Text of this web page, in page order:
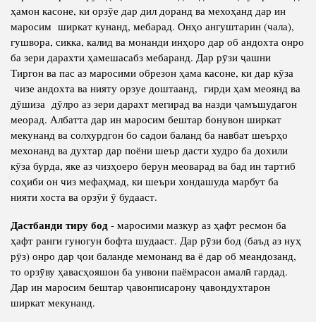
ҳамон касоне, ки орзӯе дар дил доранд ва мехоҳанд дар ин
маросим ширкат кунанд, мебарад. Онҳо ангуштарин (чала),
гушвора, сикка, калид ва монанди инҳоро дар об андохта онро
ба зери дарахти ҳамешасабз мебаранд. Дар рӯзи ҷашни
Тиргон ва пас аз маросими обрезон ҳама касоне, ки дар кӯза
чизе андохта ва нияту орзуе доштаанд, гирди ҳам меоянд ва
дӯшиза дӯлро аз зери дарахт мегирад ва назди ҷамъшудагон
меорад. Албатта дар ин маросим бештар бонувон ширкат
мекунанд ва солхурдгон бо садои баланд ба навбат шеърҳо
мехонанд ва духтар дар поёни шеър дасти худро ба дохили
кӯза бурда, яке аз чизҳоеро берун меоварад ва бад ин тартиб
соҳиби он чиз мефаҳмад, ки шеъри хондашуда марбут ба
нияти хоста ва орзӯи ӯ будааст.
Дастбанди тиру бод - маросими мазкур аз ҳафт ресмон ба
ҳафт ранги гуногун бофта шудааст. Дар рӯзи бод (баъд аз нуҳ
рӯз) онро дар ҷои баланде мемонанд ва ё дар об меандозанд,
то орзӯву ҳавасҳояшон ба унвони паёмрасон амалӣ гардад.
Дар ин маросим бештар ҷавонписарону ҷавондухтарон
ширкат мекунанд.